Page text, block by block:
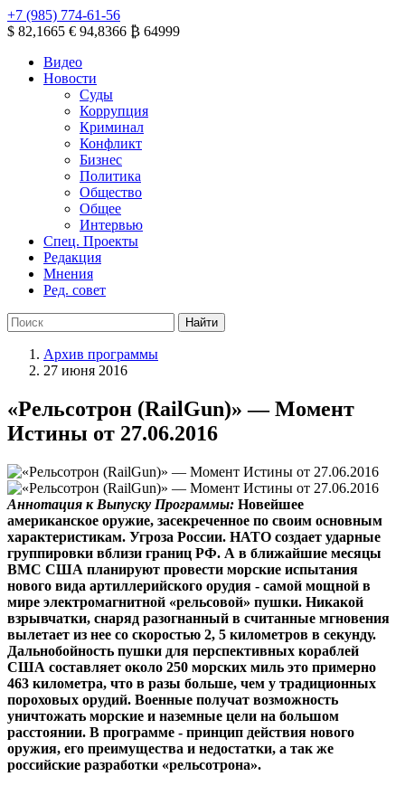
+7 (985) 774-61-56
$ 82,1665 € 94,8366 ₿ 64999
Видео
Новости
Суды
Коррупция
Криминал
Конфликт
Бизнес
Политика
Общество
Общее
Интервью
Спец. Проекты
Редакция
Мнения
Ред. совет
Архив программы
27 июня 2016
«Рельсотрон (RailGun)» — Момент
Истины от 27.06.2016
Аннотация к Выпуску Программы: Новейшее
американское оружие, засекреченное по своим основным
характеристикам. Угроза России. НАТО создает ударные
группировки вблизи границ РФ. А в ближайшие месяцы
ВМС США планируют провести морские испытания
нового вида артиллерийского орудия - самой мощной в
мире электромагнитной «рельсовой» пушки. Никакой
взрывчатки, снаряд разогнанный в считанные мгновения
вылетает из нее со скоростью 2, 5 километров в секунду.
Дальнобойность пушки для перспективных кораблей
США составляет около 250 морских миль это примерно
463 километра, что в разы больше, чем у традиционных
пороховых орудий. Военные получат возможность
уничтожать морские и наземные цели на большом
расстоянии. В программе - принцип действия нового
оружия, его преимущества и недостатки, а так же
российские разработки «рельсотрона».